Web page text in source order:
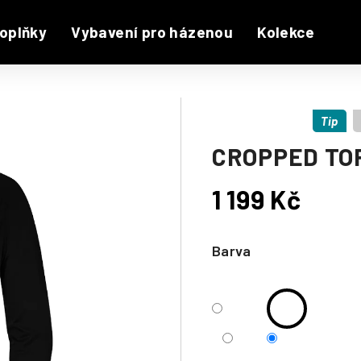
Vybavení pro házenou Kolekce
CROPPED
Barva
Tip
1 199 Kč